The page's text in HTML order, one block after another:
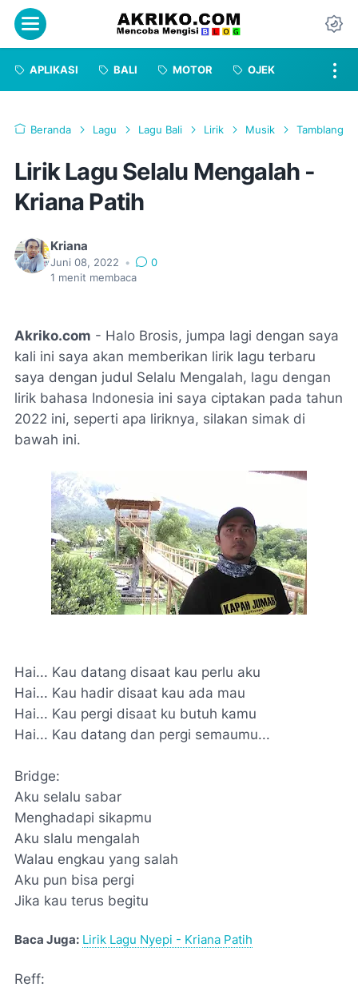
Menu
APLIKASI BALI MOTOR OJEK
Beranda Lagu Lagu Bali Lirik Musik Tamblang
Lirik Lagu Selalu Mengalah -
Kriana Patih
Kriana
Juni 08, 2022 •
0
1 menit membaca
Akriko.com - Halo Brosis, jumpa lagi dengan saya
kali ini saya akan memberikan lirik lagu terbaru
saya dengan judul Selalu Mengalah, lagu dengan
lirik bahasa Indonesia ini saya ciptakan pada tahun
2022 ini, seperti apa liriknya, silakan simak di
bawah ini.
Hai... Kau datang disaat kau perlu aku
Hai... Kau hadir disaat kau ada mau
Hai... Kau pergi disaat ku butuh kamu
Hai... Kau datang dan pergi semaumu...
Bridge:
Aku selalu sabar
Menghadapi sikapmu
Aku slalu mengalah
Walau engkau yang salah
Aku pun bisa pergi
Jika kau terus begitu
Baca Juga: Lirik Lagu Nyepi - Kriana Patih
Reff: